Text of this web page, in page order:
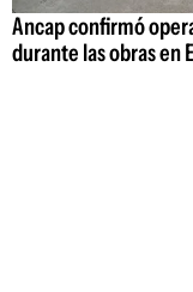
Ancap confirmó
durante las obras en